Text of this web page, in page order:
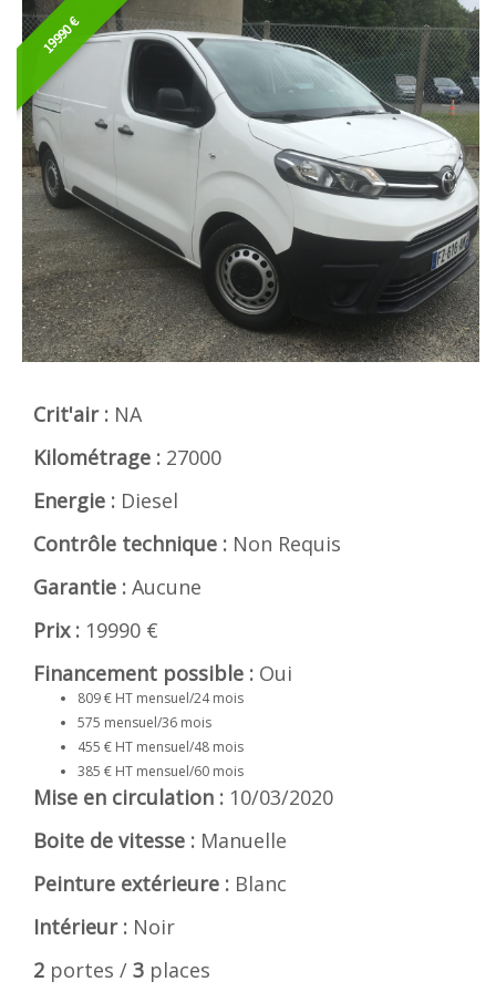
19990 €
Crit'air : NA
Kilométrage : 27000
Energie : Diesel
Contrôle technique : Non Requis
Garantie : Aucune
Prix : 19990 €
Financement possible : Oui
809 € HT mensuel/24 mois
575 mensuel/36 mois
455 € HT mensuel/48 mois
385 € HT mensuel/60 mois
Mise en circulation : 10/03/2020
Boite de vitesse : Manuelle
Peinture extérieure : Blanc
Intérieur : Noir
2 portes / 3 places